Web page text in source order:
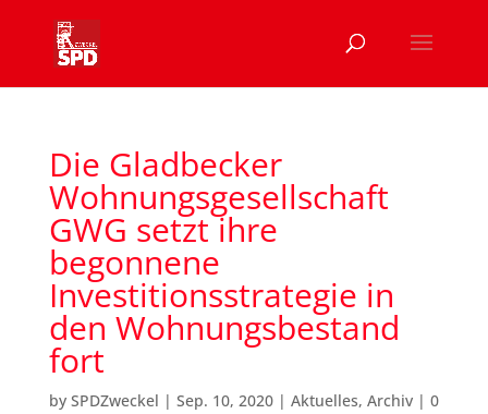
Die Gladbecker
Wohnungsgesellschaft
GWG setzt ihre
begonnene
Investitionsstrategie in
den Wohnungsbestand
fort
by SPDZweckel | Sep. 10, 2020| Aktuelles, Archiv| 0